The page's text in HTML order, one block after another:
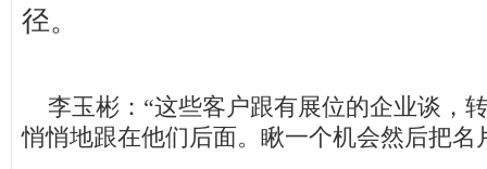
径。
李玉彬：“这些客户跟有展位的企业谈，
悄悄地跟在他们后面。瞅一个机会然后把名